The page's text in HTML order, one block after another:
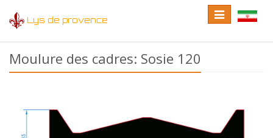
Lys de provence
Toggle
Toggle
navigation
Moulure des cadres: Sosie 120